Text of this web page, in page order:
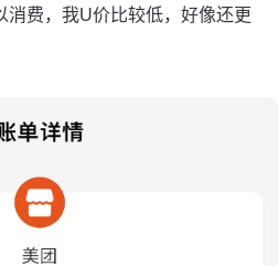
消费，我U价比较低，好像还更